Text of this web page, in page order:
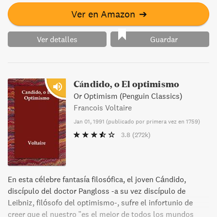
ascenso social. En la última parte de esta primera entrega,
el narrador ya se recuerda a sí mismo como ese
adolescente angustiado por su pasión amorosa hacia
Gilberta, la hija de Swann.
Ver en Amazon ➔
Ver detalles Guardar
Cándido, o El optimismo
Or Optimism (Penguin Classics)
Francois Voltaire
Jan 01, 1991 (publicado por primera vez en 1759)
3.8 (272k)
En esta célebre fantasía filosófica, el joven Cándido,
discípulo del doctor Pangloss -a su vez discípulo de
Leibniz, filósofo del optimismo-, sufre el infortunio de
creer que el nuestro "es el mejor de todos los mundos